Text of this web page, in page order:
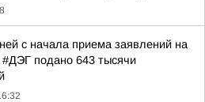
с начала приема заявлений на
#ДЭГ подано 643 тысячи